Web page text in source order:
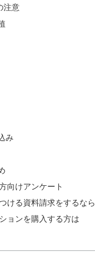
注意
み
向けアンケート
ける資料請求をするなら
ョンを購入する方は